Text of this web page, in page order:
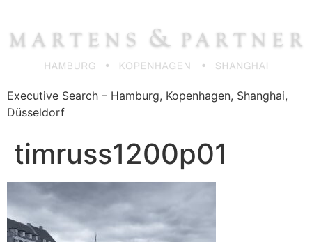
springen
Executive Search – Hamburg, Kopenhagen, Shanghai,
Düsseldorf
timruss1200p01